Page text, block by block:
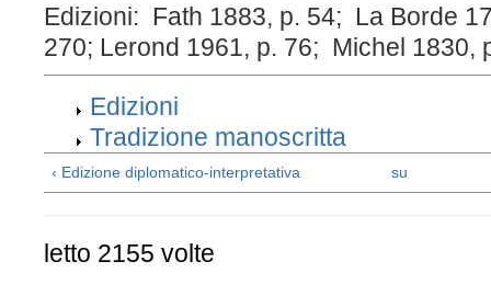
Edizioni: Fath 1883, p. 54; La Borde
270; Lerond 1961, p. 76; Michel 1830,
Edizioni
Tradizione manoscritta
‹ Edizione diplomatico-interpretativa su
letto 2155 volte